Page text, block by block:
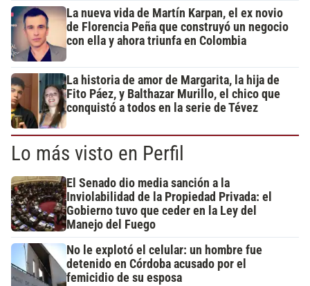
La nueva vida de Martín Karpan, el ex novio
de Florencia Peña que construyó un negocio
con ella y ahora triunfa en Colombia
La historia de amor de Margarita, la hija de
Fito Páez, y Balthazar Murillo, el chico que
conquistó a todos en la serie de Tévez
Lo más visto en Perfil
El Senado dio media sanción a la
Inviolabilidad de la Propiedad Privada: el
Gobierno tuvo que ceder en la Ley del
Manejo del Fuego
No le explotó el celular: un hombre fue
detenido en Córdoba acusado por el
femicidio de su esposa